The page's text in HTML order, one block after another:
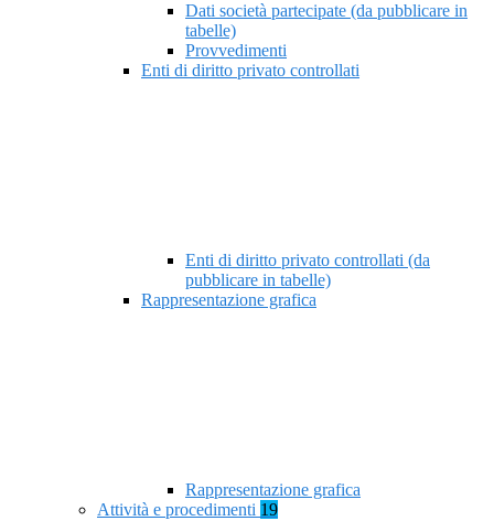
Dati società partecipate (da pubblicare in
tabelle)
Provvedimenti
Enti di diritto privato controllati
Enti di diritto privato controllati (da
pubblicare in tabelle)
Rappresentazione grafica
Rappresentazione grafica
Attività e procedimenti 19